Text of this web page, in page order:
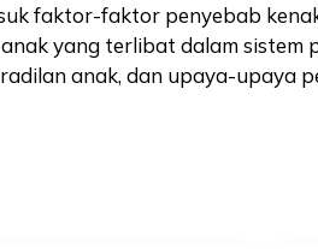
faktor-faktor penyebab
yang terlibat dalam sistem
anak, dan upaya-upaya